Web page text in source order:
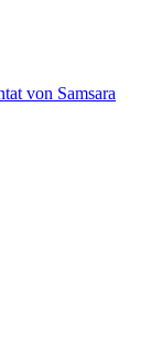
von Samsara